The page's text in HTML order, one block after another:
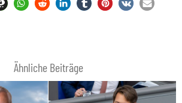
Ähnliche Beiträge